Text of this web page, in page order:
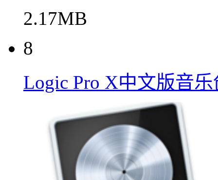
2.17MB
8
Logic Pro X中文版音